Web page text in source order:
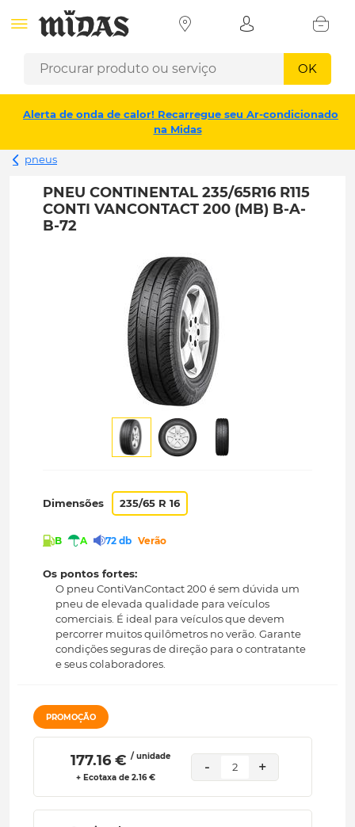
OK
Alerta de onda de calor! Recarregue seu Ar-condicionado
na Midas
pneus
PNEU CONTINENTAL 235/65R16 R115
CONTI VANCONTACT 200 (MB) B-A-
B-72
Dimensões 235/65 R 16
B A 72 db Verão
Os pontos fortes:
O pneu ContiVanContact 200 é sem dúvida um
pneu de elevada qualidade para veículos
comerciais. É ideal para veículos que devem
percorrer muitos quilômetros no verão. Garante
condições seguras de direção para o contratante
e seus colaboradores.
PROMOÇÃO
177.16 € / unidade
+ Ecotaxa de 2.16 €
- 2 +